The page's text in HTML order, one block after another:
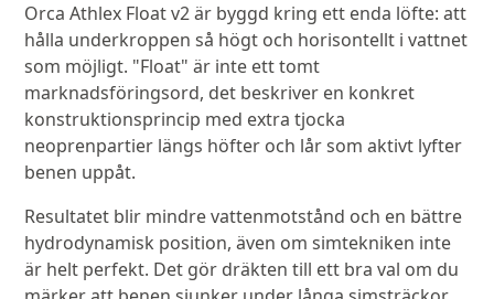
Orca Athlex Float v2 är byggd kring ett enda löfte: att
hålla underkroppen så högt och horisontellt i vattnet
som möjligt. "Float" är inte ett tomt
marknadsföringsord, det beskriver en konkret
konstruktionsprincip med extra tjocka
neoprenpartier längs höfter och lår som aktivt lyfter
benen uppåt.
Resultatet blir mindre vattenmotstånd och en bättre
hydrodynamisk position, även om simtekniken inte
är helt perfekt. Det gör dräkten till ett bra val om du